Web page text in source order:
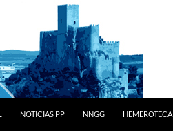
NOTICIAS PP NNGG HEMEROTECA